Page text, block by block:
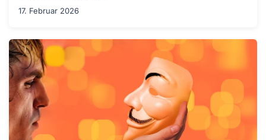
17. Februar 2026